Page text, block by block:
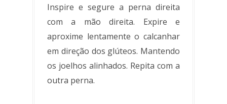
Inspire e segure a perna direita
com a mão direita. Expire e
aproxime lentamente o calcanhar
em direção dos glúteos. Mantendo
os joelhos alinhados. Repita com a
outra perna.